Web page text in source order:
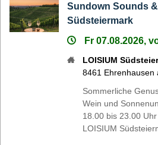
Sundown Sounds &
Südsteiermark
Fr 07.08.2026,
LOISIUM
8461 Ehrenhausen
Sommerliche
Wein und
18.00 bis 23.00
LOISIUM